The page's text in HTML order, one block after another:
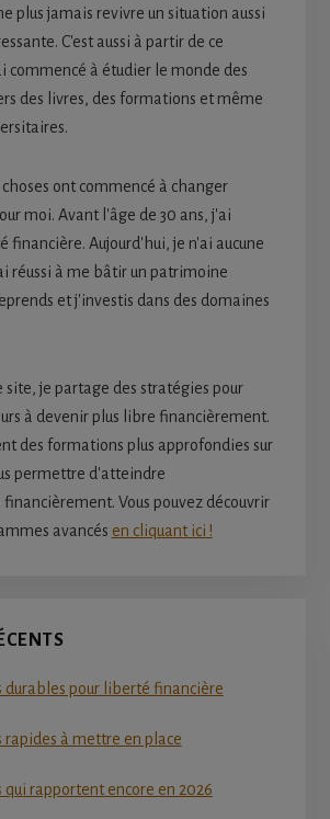
plus jamais revivre un situation aussi
C'est aussi à partir de ce
commencé à étudier le monde des
des livres, des formations et même
choses ont commencé à changer
moi. Avant l'âge de 30 ans, j'ai
financière. Aujourd'hui, je n'ai aucune
réussi à me bâtir un patrimoine
et j'investis dans des domaines
site, je partage des stratégies pour
à devenir plus libre financièrement.
des formations plus approfondies sur
permettre d'atteindre
financièrement. Vous pouvez découvrir
avancés en cliquant ici !
durables pour liberté financière
rapides à mettre en place
qui rapportent encore en 2026